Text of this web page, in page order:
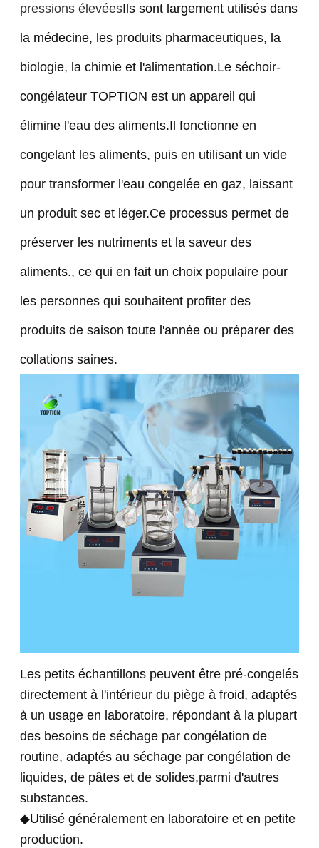
pressions élevéesIls sont largement utilisés dans
la médecine, les produits pharmaceutiques, la
biologie, la chimie et l'alimentation.Le séchoir-
congélateur TOPTION est un appareil qui
élimine l'eau des aliments.Il fonctionne en
congelant les aliments, puis en utilisant un vide
pour transformer l'eau congelée en gaz, laissant
un produit sec et léger.Ce processus permet de
préserver les nutriments et la saveur des
aliments., ce qui en fait un choix populaire pour
les personnes qui souhaitent profiter des
produits de saison toute l'année ou préparer des
collations saines.
Les petits échantillons peuvent être pré-congelés
directement à l'intérieur du piège à froid, adaptés
à un usage en laboratoire, répondant à la plupart
des besoins de séchage par congélation de
routine, adaptés au séchage par congélation de
liquides, de pâtes et de solides,parmi d'autres
substances.
◆Utilisé généralement en laboratoire et en petite
production.